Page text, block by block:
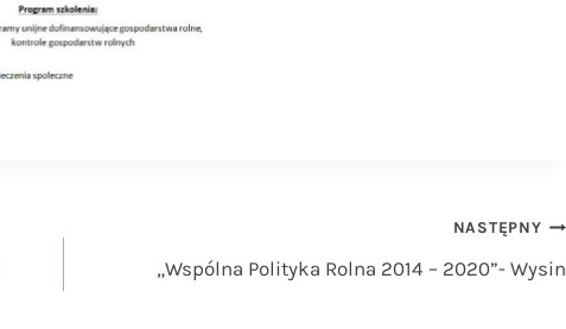
NASTĘPNY
„Wspólna Polityka Rolna 2014 – 2020”- Wysin